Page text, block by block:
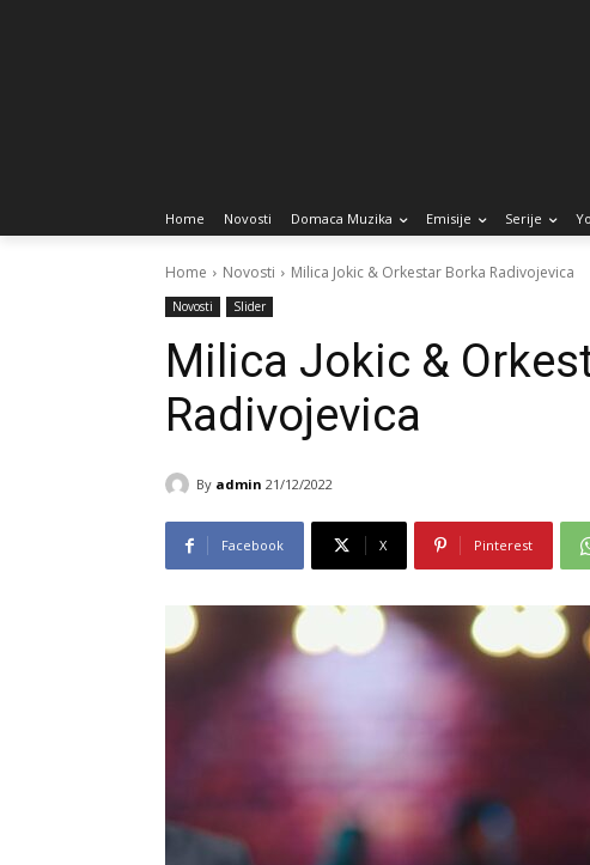
Home Novosti Domaca Muzika Emisije Serije
Home Novosti Milica Jokic & Orkestar Borka Radivojevica
Novosti Slider
Milica Jokic &
Radivojevica
By admin 21/12/2022
Facebook X Pinterest